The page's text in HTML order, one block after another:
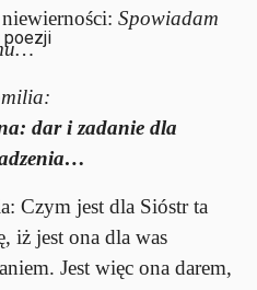
poezji
Spowiadam
dar i zadanie dla
Czym jest dla Sióstr ta
iż jest ona dla was
Jest więc ona darem,